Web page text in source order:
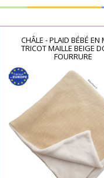
CHÂLE - PLAID BÉBÉ EN
TRICOT MAILLE BEIGE
FOURRURE